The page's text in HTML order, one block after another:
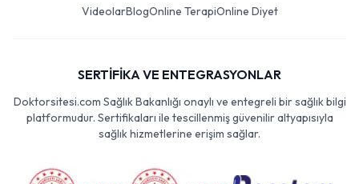
VideolarBlogOnline TerapiOnline Diyet
SERTİFİKA VE ENTEGRASYONLAR
Doktorsitesi.com Sağlık Bakanlığı onaylı ve entegreli bir sağlık bilgi
platformudur. Sertifikaları ile tescillenmiş güvenilir altyapısıyla
sağlık hizmetlerine erişim sağlar.